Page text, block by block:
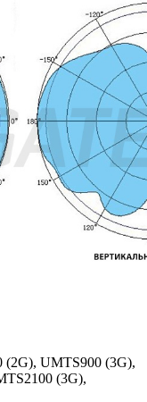
(2G), UMTS900 (3G),
(3G),